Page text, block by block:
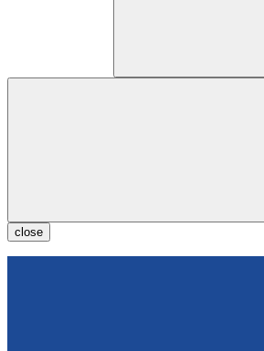
close